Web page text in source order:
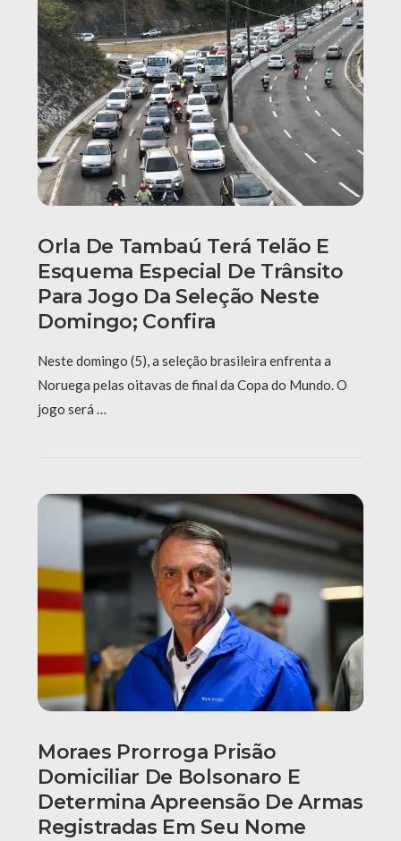
Orla De Tambaú Terá Telão E
Esquema Especial De Trânsito
Para Jogo Da Seleção Neste
Domingo; Confira
Neste domingo (5), a seleção brasileira enfrenta a
Noruega pelas oitavas de final da Copa do Mundo. O
jogo será …
Moraes Prorroga Prisão
Domiciliar De Bolsonaro E
Determina Apreensão De Armas
Registradas Em Seu Nome